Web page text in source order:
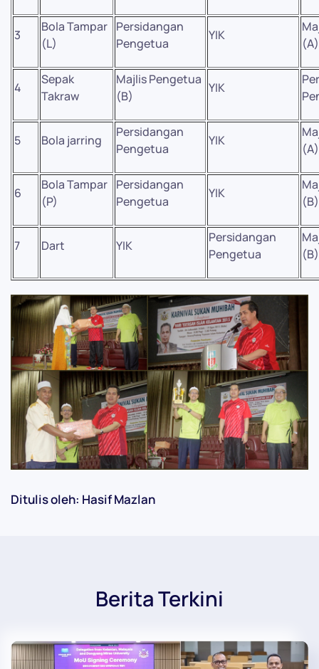
3
Bola Tampar
(L)
Persidangan
Pengetua
YIK
(A)
4
Sepak
Takraw
Majlis Pengetua
(B)
YIK
5 Bola jarring
Persidangan
Pengetua
YIK
(A)
6
Bola Tampar
(P)
Persidangan
Pengetua
YIK
(B)
7 Dart YIK
Persidangan
Pengetua
(B)
Ditulis oleh: Hasif Mazlan
Berita Terkini